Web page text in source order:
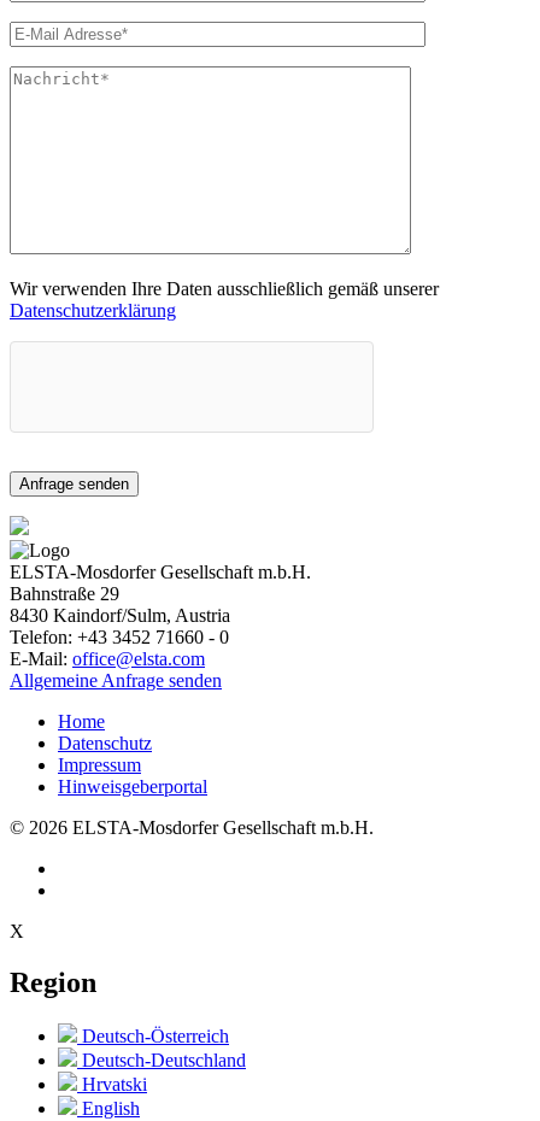
Wir verwenden Ihre Daten ausschließlich gemäß unserer
Datenschutzerklärung
ELSTA-Mosdorfer Gesellschaft m.b.H.
Bahnstraße 29
8430 Kaindorf/Sulm, Austria
Telefon: +43 3452 71660 - 0
E-Mail: office@elsta.com
Allgemeine Anfrage senden
Home
Datenschutz
Impressum
Hinweisgeberportal
© 2026 ELSTA-Mosdorfer Gesellschaft m.b.H.
X
Region
Deutsch-Österreich
Deutsch-Deutschland
Hrvatski
English